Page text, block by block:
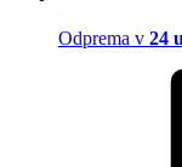
Odprema v 24